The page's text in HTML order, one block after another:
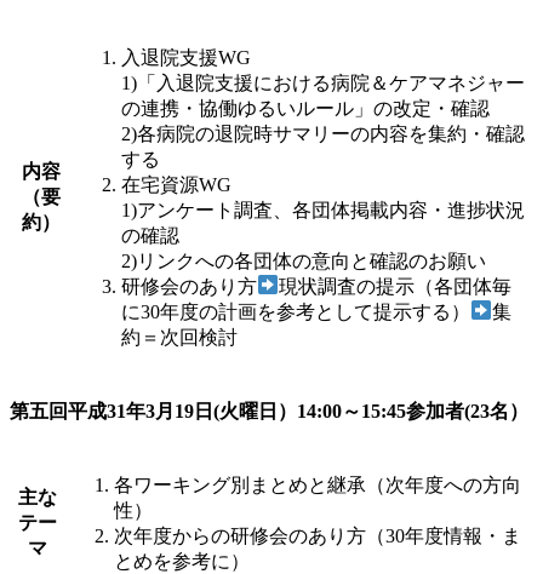
内容
（要
約）
入退院支援WG
1)「入退院支援における病院＆ケアマネジャー
の連携・協働ゆるいルール」の改定・確認
2)各病院の退院時サマリーの内容を集約・確認
する
在宅資源WG
1)アンケート調査、各団体掲載内容・進捗状況
の確認
2)リンクへの各団体の意向と確認のお願い
研修会のあり方
現状調査の提示（各団体毎
に30年度の計画を参考として提示する）
集
約＝次回検討
第五回平成31年3月19日(火曜日）14:00～15:45参加者(23名）
主な
テー
マ
各ワーキング別まとめと継承（次年度への方向
性）
次年度からの研修会のあり方（30年度情報・ま
とめを参考に）